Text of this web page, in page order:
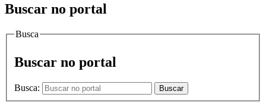
Buscar no portal
Busca
Buscar no portal
Busca: Buscar